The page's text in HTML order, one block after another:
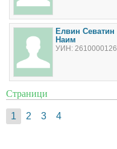
Елвин Севатин
Наим
УИН: 2610000126
Страници
1 2 3 4